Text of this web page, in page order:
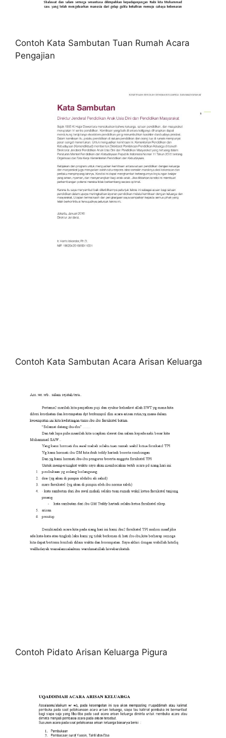
Contoh Kata Sambutan Tuan Rumah Acara
Pengajian
Contoh Kata Sambutan Acara Arisan Keluarga
Contoh Pidato Arisan Keluarga Pigura